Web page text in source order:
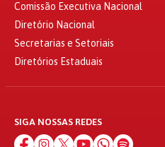
Comissão Executiva Nacional
Diretório Nacional
Secretarias e Setoriais
Diretórios Estaduais
SIGA NOSSAS REDES